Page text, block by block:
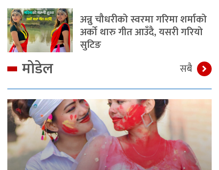
अन्नु चौधरीको स्वरमा गरिमा शर्माको
अर्को थारु गीत आउँदै, यसरी गरियो
सुटिङ
मोडेल सबै